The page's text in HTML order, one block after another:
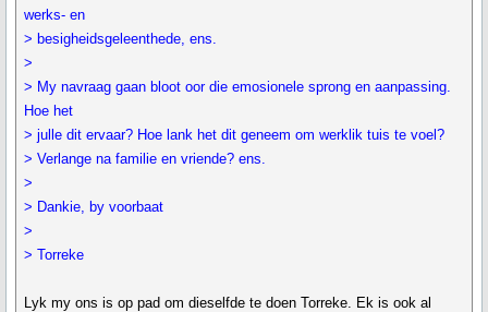
werks- en
> besigheidsgeleenthede, ens.
>
> My navraag gaan bloot oor die emosionele sprong en aanpassing.
Hoe het
> julle dit ervaar? Hoe lank het dit geneem om werklik tuis te voel?
> Verlange na familie en vriende? ens.
>
> Dankie, by voorbaat
>
> Torreke
Lyk my ons is op pad om dieselfde te doen Torreke. Ek is ook al